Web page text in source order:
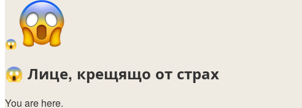
😱
😱 Лице, крещящо от страх
You are here.